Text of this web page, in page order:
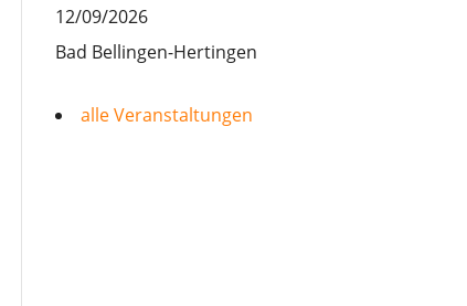
12/09/2026
Bad Bellingen-Hertingen
alle Veranstaltungen